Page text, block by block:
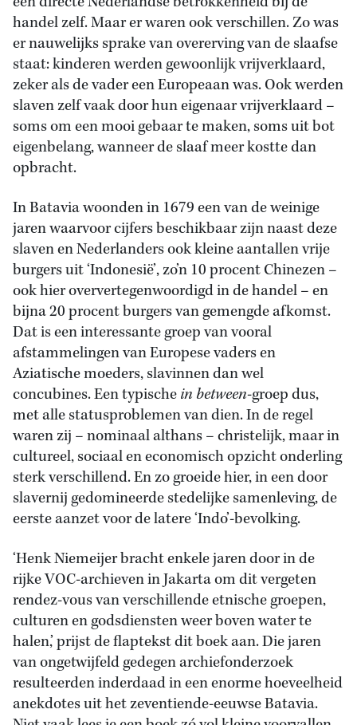
handel zelf. Maar er waren ook verschillen. Zo was
er nauwelijks sprake van overerving van de slaafse
staat: kinderen werden gewoonlijk vrijverklaard,
zeker als de vader een Europeaan was. Ook werden
slaven zelf vaak door hun eigenaar vrijverklaard –
soms om een mooi gebaar te maken, soms uit bot
eigenbelang, wanneer de slaaf meer kostte dan
opbracht.
In Batavia woonden in 1679 een van de weinige
jaren waarvoor cijfers beschikbaar zijn naast deze
slaven en Nederlanders ook kleine aantallen vrije
burgers uit ‘Indonesië’, zo’n 10 procent Chinezen –
ook hier oververtegenwoordigd in de handel – en
bijna 20 procent burgers van gemengde afkomst.
Dat is een interessante groep van vooral
afstammelingen van Europese vaders en
Aziatische moeders, slavinnen dan wel
concubines. Een typischein between-groep dus,
met alle statusproblemen van dien. In de regel
waren zij – nominaal althans – christelijk, maar in
cultureel, sociaal en economisch opzicht onderling
sterk verschillend. En zo groeide hier, in een door
slavernij gedomineerde stedelijke samenleving, de
eerste aanzet voor de latere ‘Indo’-bevolking.
‘Henk Niemeijer bracht enkele jaren door in de
rijke VOC-archieven in Jakarta om dit vergeten
rendez-vous van verschillende etnische groepen,
culturen en godsdiensten weer boven water te
halen,’ prijst de flaptekst dit boek aan. Die jaren
van ongetwijfeld gedegen archiefonderzoek
resulteerden inderdaad in een enorme hoeveelheid
anekdotes uit het zeventiende-eeuwse Batavia.